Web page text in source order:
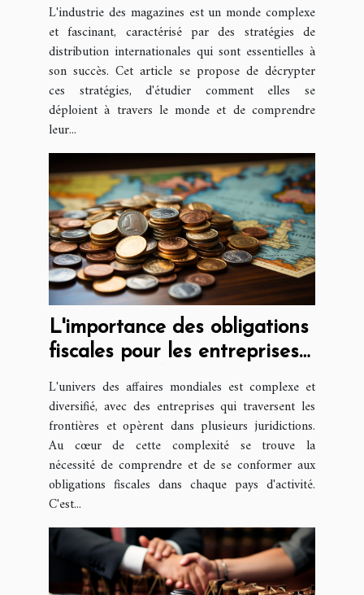
L'industrie des magazines est un monde complexe
et fascinant, caractérisé par des stratégies de
distribution internationales qui sont essentielles à
son succès. Cet article se propose de décrypter
ces stratégies, d'étudier comment elles se
déploient à travers le monde et de comprendre
leur...
L'importance des obligations
fiscales pour les entreprises
L'univers des affaires mondiales est complexe et
diversifié, avec des entreprises qui traversent les
frontières et opèrent dans plusieurs juridictions.
Au cœur de cette complexité se trouve la
nécessité de comprendre et de se conformer aux
obligations fiscales dans chaque pays d'activité.
C'est...